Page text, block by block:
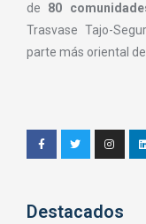
de 80
Trasvase Tajo-
parte más oriental de
Destacados